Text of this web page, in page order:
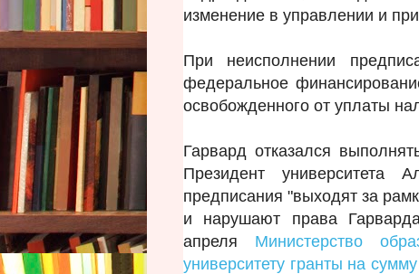
изменение в управлении и
При неисполнении
федеральное
освобожденного от уплаты
Гарвард отказался
Президент университета
предписания "выходят за
и нарушают права
апреля Министерство
университету гранты на